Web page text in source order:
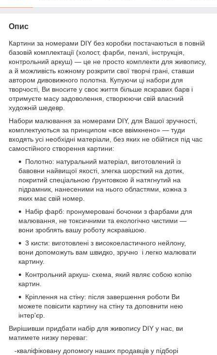
Опис
Картини за номерами DIY без коробки постачаються в повній
базовій комплектації (холост, фарби, пензлі, інструкція,
контрольний аркуш) — це не просто комплекти для живопису,
а й можливість кожному розкрити свої творчі грані, ставши
автором дивовижного полотна. Купуючи ці набори для
творчості, Ви вносите у своє життя більше яскравих барв і
отримуєте масу задоволення, створюючи свій власний
художній шедевр.
Набори малювання за номерами DIY, для Вашої зручності,
комплектуються за принципом «все ввімкнено» — туди
входять усі необхідні матеріали, без яких не обійтися під час
самостійного створення картини:
Полотно: натуральний матеріал, виготовлений із
бавовни найвищої якості, злегка шорсткий на дотик,
покритий спеціальною ґрунтовкою й натягнутий на
підрамник, нанесеними на нього областями, кожна з
яких має свій номер.
Набір фарб: пронумеровані бочонки з фарбами для
малювання, не токсичними та екологічно чистими —
вони зроблять вашу роботу яскравішою.
3 кисти: виготовлені з високоеластичного нейлону,
вони допоможуть вам швидко, зручно і легко малювати
картину.
Контрольний аркуш- схема, який являє собою копію
картин.
Кріплення на стіну: після завершення роботи Ви
можете повісити картину на стіну та доповнити нею
інтер'єр.
Вирішивши придбати набір для живопису DIY у нас, ви
матимете низку переваг:
-кваліфіковану допомогу наших продавців у підборі